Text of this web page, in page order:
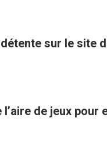
sur le site
de jeux